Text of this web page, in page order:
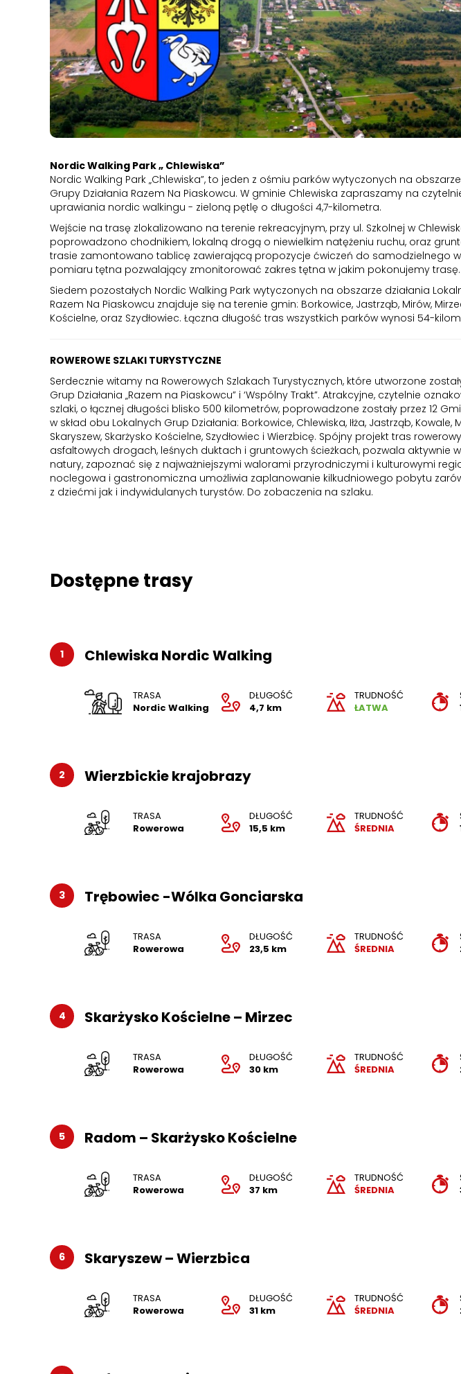
Nordic Walking Park „ Chlewiska”
Nordic Walking Park „Chlewiska”, to jeden z ośmiu parków wytyczonych na
Grupy Działania Razem Na Piaskowcu. W gminie Chlewiska zapraszamy na
uprawiania nordic walkingu - zieloną pętlę o długości 4,7-kilometra.
Wejście na trasę zlokalizowano na terenie rekreacyjnym, przy ul. Szkolnej w
poprowadzono chodnikiem, lokalną drogą o niewielkim natężeniu ruchu, oraz
trasie zamontowano tablicę zawierającą propozycje ćwiczeń do samodzielnego
pomiaru tętna pozwalający zmonitorować zakres tętna w jakim pokonujemy trasę.
Siedem pozostałych Nordic Walking Park wytyczonych na obszarze działania
Razem Na Piaskowcu znajduje się na terenie gmin: Borkowice, Jastrząb, Mirów,
Kościelne, oraz Szydłowiec. Łączna długość tras wszystkich parków wynosi 54-
ROWEROWE SZLAKI TURYSTYCZNE
Serdecznie witamy na Rowerowych Szlakach Turystycznych, które utworzone
Grup Działania „Razem na Piaskowcu” i ‘Wspólny Trakt”. Atrakcyjne, czytelnie
szlaki, o łącznej długości blisko 500 kilometrów, poprowadzone zostały przez 12
w skład obu Lokalnych Grup Działania: Borkowice, Chlewiska, Iłża, Jastrząb, Kowale,
Skaryszew, Skarżysko Kościelne, Szydłowiec i Wierzbicę. Spójny projekt tras
asfaltowych drogach, leśnych duktach i gruntowych ścieżkach, pozwala aktywnie
natury, zapoznać się z najważniejszymi walorami przyrodniczymi i kulturowymi
noclegowa i gastronomiczna umożliwia zaplanowanie kilkudniowego pobytu
z dziećmi jak i indywidulanych turystów. Do zobaczenia na szlaku.
Dostępne trasy
1 Chlewiska Nordic Walking
TRASA
Nordic Walking
DŁUGOŚĆ
4,7 km
TRUDNOŚĆ
ŁATWA
2 Wierzbickie krajobrazy
TRASA
Rowerowa
DŁUGOŚĆ
15,5 km
TRUDNOŚĆ
ŚREDNIA
3 Trębowiec -Wólka Gonciarska
TRASA
Rowerowa
DŁUGOŚĆ
23,5 km
TRUDNOŚĆ
ŚREDNIA
4 Skarżysko Kościelne – Mirzec
TRASA
Rowerowa
DŁUGOŚĆ
30 km
TRUDNOŚĆ
ŚREDNIA
5 Radom – Skarżysko Kościelne
TRASA
Rowerowa
DŁUGOŚĆ
37 km
TRUDNOŚĆ
ŚREDNIA
6 Skaryszew – Wierzbica
TRASA
Rowerowa
DŁUGOŚĆ
31 km
TRUDNOŚĆ
ŚREDNIA